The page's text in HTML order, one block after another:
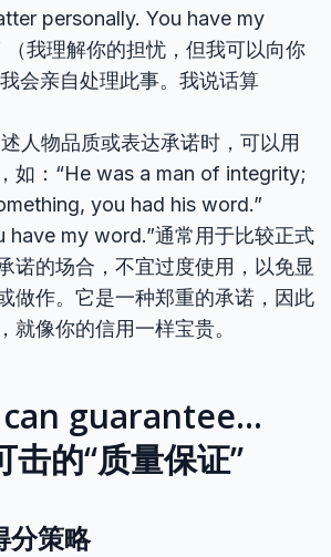
personally. You have my
（我理解你的担忧，但我可以向你
会亲自处理此事。我说话算
人物品质或表达承诺时，可以用
如：“He was a man of integrity;
you had his word.”
have my word.”通常用于比较正式
诺的场合，不宜过度使用，以免显
做作。它是一种郑重的承诺，因此
就像你的信用一样宝贵。
can guarantee…
的“质量保证”
分策略